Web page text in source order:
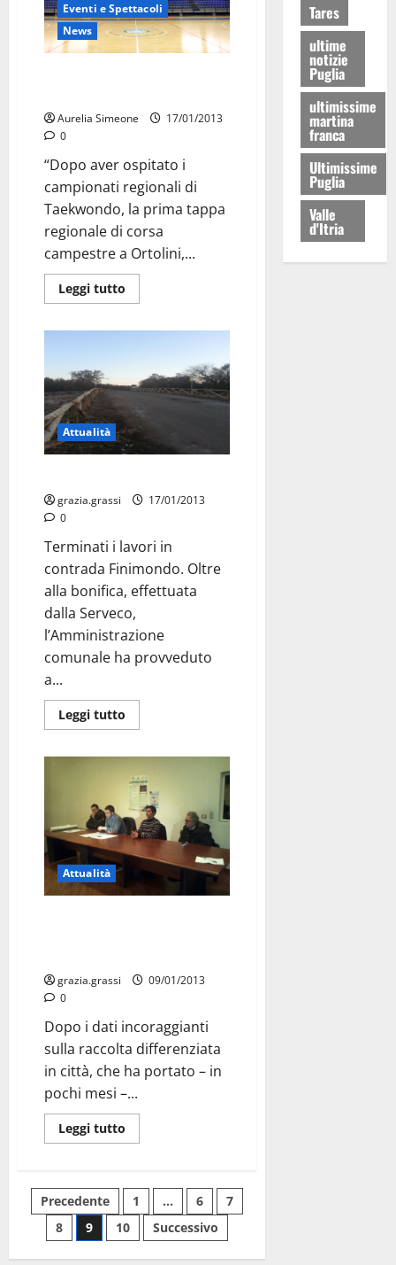
Eventi e Spettacoli
News
Aurelia Simeone
17/01/2013
0
“Dopo aver ospitato i
campionati regionali di
Taekwondo, la prima tappa
regionale di corsa
campestre a Ortolini,...
Leggi tutto
Attualità
grazia.grassi
17/01/2013
0
Terminati i lavori in
contrada Finimondo. Oltre
alla bonifica, effettuata
dalla Serveco,
l’Amministrazione
comunale ha provveduto
a...
Leggi tutto
Attualità
grazia.grassi
09/01/2013
0
Dopo i dati incoraggianti
sulla raccolta differenziata
in città, che ha portato – in
pochi mesi –...
Leggi tutto
Precedente 1 … 6
7
8
9 10 Successivo
Tares
ultime
notizie
Puglia
ultimissime
martina
franca
Ultimissime
Puglia
Valle
d'Itria